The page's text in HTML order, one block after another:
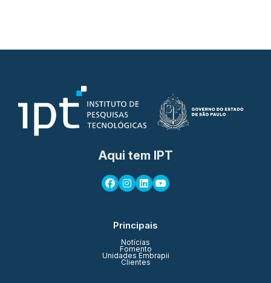
Aqui tem IPT
Principais
Notícias
Fomento
Unidades Embrapii
Clientes